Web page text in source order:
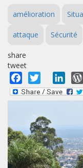
amélioration
attaque Sécurité
share
tweet
Facebook
Twitter